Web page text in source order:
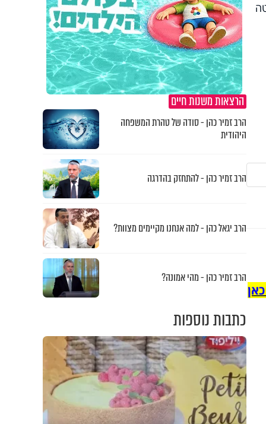
הרצאות משנות חיים
הרב זמיר כהן - סודה של טהרת המשפחה
היהודית
הרב זמיר כהן - להתחזק בהדרגה
הרב יגאל כהן - למה אנחנו מקיימים מצוות?
הרב זמיר כהן - מהי אמונה?
כתבות נוספות